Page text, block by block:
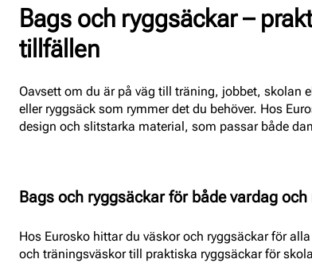
Bags och ryggsäckar –
tillfällen
Oavsett om du är på väg till träning, jobbet, skolan
eller ryggsäck som rymmer det du behöver. Hos
design och slitstarka material, som passar både
Bags och ryggsäckar för både vardag och
Hos Eurosko hittar du väskor och ryggsäckar för
och träningsväskor till praktiska ryggsäckar för